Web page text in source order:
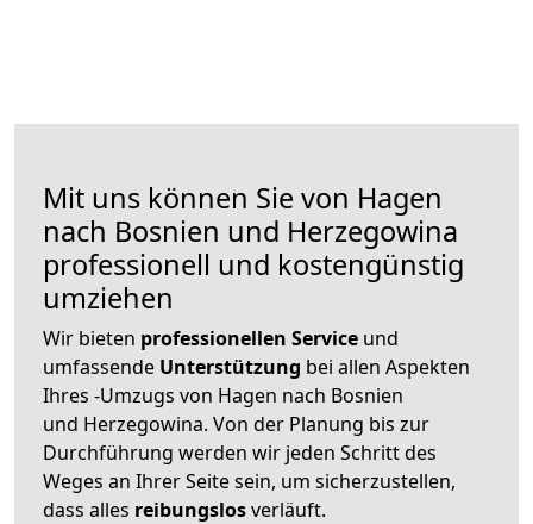
Mit uns können Sie von Hagen
nach Bosnien und Herzegowina
professionell und kostengünstig
umziehen
Wir bieten professionellen Service und
umfassende Unterstützung bei allen Aspekten
Ihres -Umzugs von Hagen nach Bosnien
und Herzegowina. Von der Planung bis zur
Durchführung werden wir jeden Schritt des
Weges an Ihrer Seite sein, um sicherzustellen,
dass alles reibungslosverläuft.